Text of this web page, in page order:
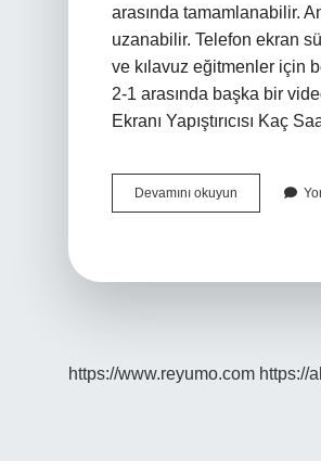
arasında tamamlanabilir.
uzanabilir. Telefon ekran
ve kılavuz eğitmenler için
2-1 arasında başka bir
Ekranı Yapıştırıcısı Kaç
Devamını okuyun
Ekranı
https://www.reyumo.com https://